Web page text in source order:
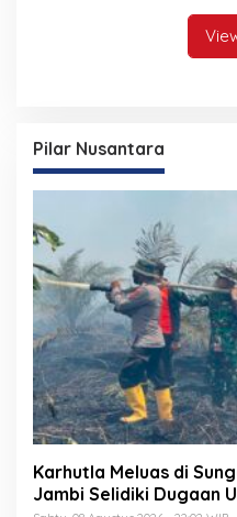
Pilar Nusantara
Karhutla Meluas di
Jambi Selidiki Dugaan